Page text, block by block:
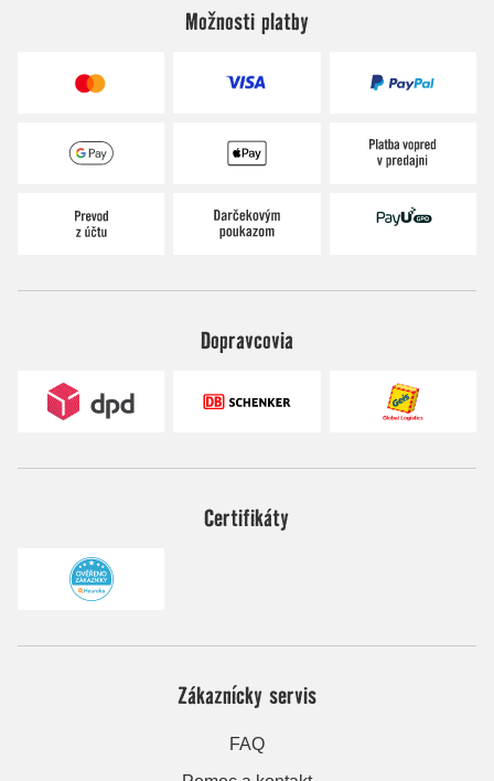
Možnosti platby
Dopravcovia
Certifikáty
Zákaznícky servis
FAQ